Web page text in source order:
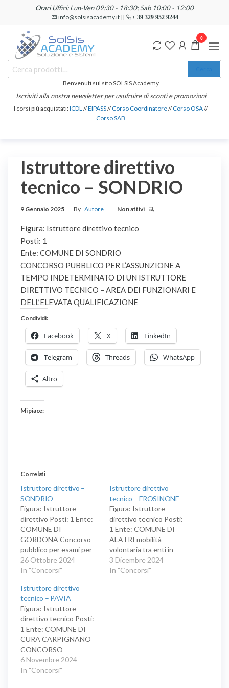
contenuto
Orari Uffici: Lun-Ven 09:30 - 18:30; Sab 10:00 - 12:00
info@solsisacademy.it || + 39 329 952 9244
SOLSIS
Academy
Corsi e
Certificazioni
Linguistiche
Benvenuti sul sito SOLSIS Academy
Iscriviti alla nostra newsletter per usufruire di sconti e promozioni
I corsi più acquistati:ICDL//EIPASS//Corso Coordinatore//Corso OSA//
Corso SAB
0
Istruttore direttivo
tecnico – SONDRIO
9 Gennaio 2025 By Autore Non attivi
Figura: Istruttore direttivo tecnico
Posti: 1
Ente: COMUNE DI SONDRIO
CONCORSO PUBBLICO PER L’ASSUNZIONE A
TEMPO INDETERMINATO DI UN ISTRUTTORE
DIRETTIVO TECNICO – AREA DEI FUNZIONARI E
DELL’ELEVATA QUALIFICAZIONE
Condividi:
Facebook X LinkedIn
Telegram Threads WhatsApp
Altro
Mi piace:
Correlati
Istruttore direttivo –
SONDRIO
Figura: Istruttore
direttivo Posti: 1 Ente:
COMUNE DI
GORDONA Concorso
pubblico per esami per
l'assunzione a tempo
pieno e indeterminato di
Tecnico area funzionari
ed Elevata
Qualificazione
26 Ottobre 2024
In "Concorsi"
Istruttore direttivo
tecnico – FROSINONE
Figura: Istruttore
direttivo tecnico Posti:
1 Ente: COMUNE DI
ALATRI mobilità
volontaria tra enti in
ingresso utile
all’assunzione, a tempo
3 Dicembre 2024
In "Concorsi"
Istruttore direttivo
tecnico – PAVIA
Figura: Istruttore
direttivo tecnico Posti:
1 Ente: COMUNE DI
CURA CARPIGNANO
CONCORSO
PUBBLICO PER TITOLI
ED ESAMI
6 Novembre 2024
In "Concorsi"